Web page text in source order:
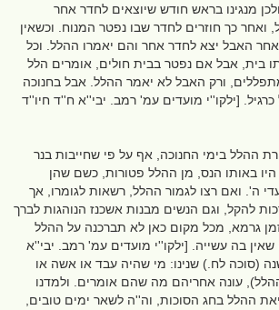
מנגינו בראש חודש שיוצאים לחדר אחר
כך חוזרים לחדר שבו נפטר המנוח. וכשאין
האבל יצא לחדר אחר והם יאמרו ההלל. וכל
בית, אבל אם נפטר בבית חולים, אומרים הלל
ורק האבל לא יאמר ההלל. אבל בחנוכה
[ילקו''י מועדים עמ' רמב. יבי''א ח''ד חיו''ד
ההלל בימי החנוכה, אף על פי שחייבות בנר
באותו הנס, מן ההלל פטורות, כשם שהן
ה'. ואם רצו לגמור ההלל, רשאות לגומרו, אך
להקל, וגם הנשים מבנות אשכנז הנוהגות לברך
גרמא, מכל מקום כאן לא תברכנה על ההלל
שאין בה עשייה. [ילקו''י מועדים עמ' רמב. יבי''א
(סוכה לח.) שנינו: מי שהיה עבד או אשה או
עונה אחריהם מה שהם אומרים. ולמדנו
ההלל בחג הסוכות, וה''ה לשאר ימים טובים,